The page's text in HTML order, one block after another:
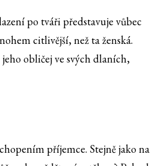
po tváři představuje vůbec
citlivější, než ta ženská.
obličej ve svých dlaních,
příjemce. Stejně jako na